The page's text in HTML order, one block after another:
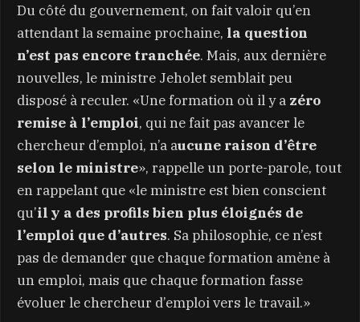
Du côté du gouvernement, on fait valoir qu’en
attendant la semaine prochaine, la question
n’est pas encore tranchée. Mais, aux dernière
nouvelles, le ministre Jeholet semblait peu
disposé à reculer. «Une formation où il y a zéro
remise à l’emploi, qui ne fait pas avancer le
chercheur d’emploi, n’a aucune raison d’être
selon le ministre», rappelle un porte-parole, tout
en rappelant que «le ministre est bien conscient
qu’il y a des profils bien plus éloignés de
l’emploi que d’autres. Sa philosophie, ce n’est
pas de demander que chaque formation amène à
un emploi, mais que chaque formation fasse
évoluer le chercheur d’emploi vers le travail.»